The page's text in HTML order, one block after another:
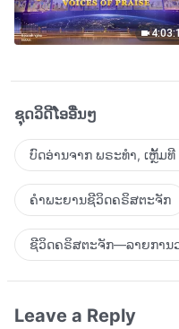
ຊຸດວິດີໂອອື່ນໆ
ບົດອ່ານຈາກ ພຣະທຳ, ເຫຼັ້ມ
ຄຳພະຍານຊີວິດຄຣິສຕະຈັກ
ຊີວິດຄຣິສຕະຈັກ—ລາຍການ
Leave a Reply